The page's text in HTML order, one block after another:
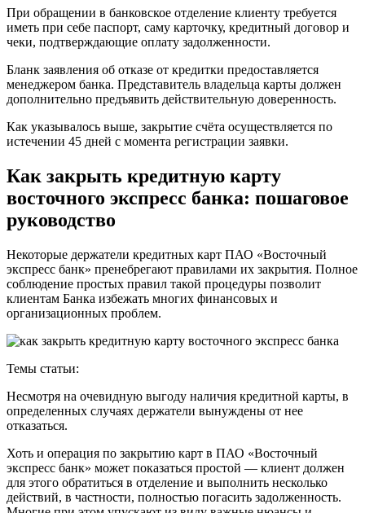
При обращении в банковское отделение клиенту требуется
иметь при себе паспорт, саму карточку, кредитный договор и
чеки, подтверждающие оплату задолженности.
Бланк заявления об отказе от кредитки предоставляется
менеджером банка. Представитель владельца карты должен
дополнительно предъявить действительную доверенность.
Как указывалось выше, закрытие счёта осуществляется по
истечении 45 дней с момента регистрации заявки.
Как закрыть кредитную карту
восточного экспресс банка: пошаговое
руководство
Некоторые держатели кредитных карт ПАО «Восточный
экспресс банк» пренебрегают правилами их закрытия. Полное
соблюдение простых правил такой процедуры позволит
клиентам Банка избежать многих финансовых и
организационных проблем.
Темы статьи:
Несмотря на очевидную выгоду наличия кредитной карты, в
определенных случаях держатели вынуждены от нее
отказаться.
Хоть и операция по закрытию карт в ПАО «Восточный
экспресс банк» может показаться простой — клиент должен
для этого обратиться в отделение и выполнить несколько
действий, в частности, полностью погасить задолженность.